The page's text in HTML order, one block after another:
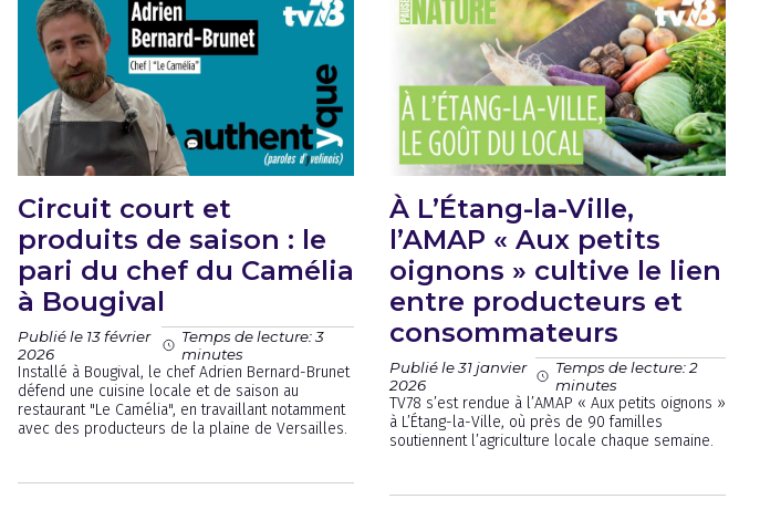
Circuit court et
produits de saison : le
pari du chef du Camélia
à Bougival
Publié le 13 février
2026
Temps de lecture: 3
minutes
Installé à Bougival, le chef Adrien Bernard-Brunet
défend une cuisine locale et de saison au
restaurant "Le Camélia", en travaillant notamment
avec des producteurs de la plaine de Versailles.
À L’Étang-la-Ville,
l’AMAP « Aux petits
oignons » cultive le lien
entre producteurs et
consommateurs
Publié le 31 janvier
2026
Temps de lecture: 2
minutes
TV78 s’est rendue à l’AMAP « Aux petits oignons »
à L’Étang-la-Ville, où près de 90 familles
soutiennent l’agriculture locale chaque semaine.